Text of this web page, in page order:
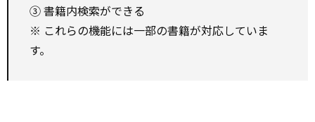
③ 書籍内検索ができる
※ これらの機能には一部の書籍が対応していま
す。